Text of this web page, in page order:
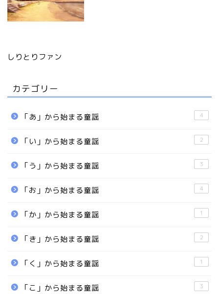
しりとりファン
カテゴリー
「あ」から始まる童謡 4
「い」から始まる童謡 2
「う」から始まる童謡 3
「お」から始まる童謡 4
「か」から始まる童謡 1
「き」から始まる童謡 2
「く」から始まる童謡 1
「こ」から始まる童謡 3